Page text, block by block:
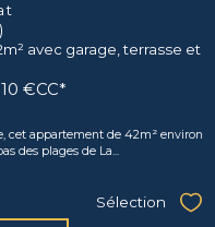
avec garage, terrasse et
€CC*
cet appartement de 42m² environ
des plages de La...
Sélection